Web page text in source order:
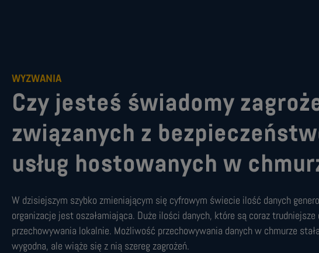
WYZWANIA
Czy jesteś świadomy
związanych z
usług hostowanych w
W dzisiejszym szybko zmieniającym się cyfrowym świecie ilość danych
organizacje jest oszałamiająca. Duże ilości danych, które są coraz trudniejsze
przechowywania lokalnie. Możliwość przechowywania danych w chmurze
wygodna, ale wiąże się z nią szereg zagrożeń.